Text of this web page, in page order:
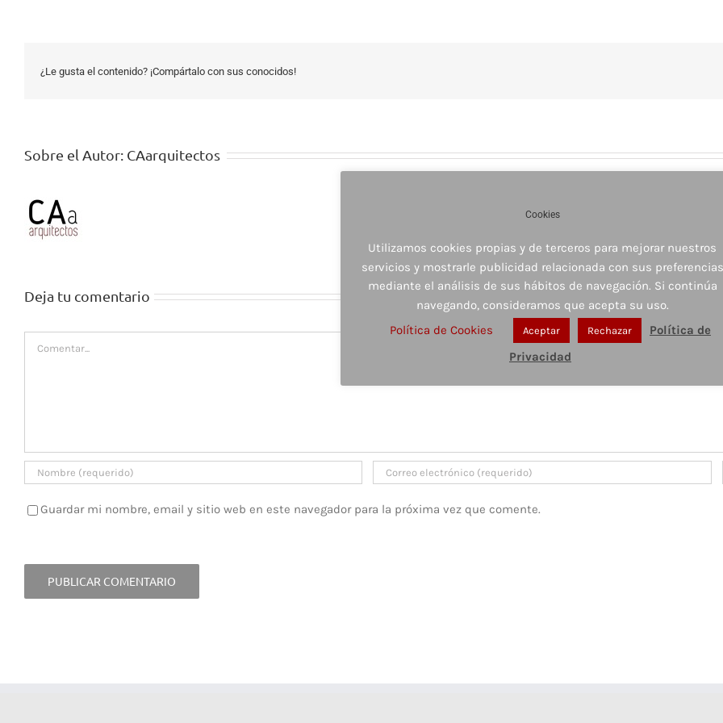
¿Le gusta el contenido? ¡Compártalo con sus conocidos!
Sobre el Autor: CAarquitectos
Deja tu comentario
Guardar mi nombre, email y sitio web en este navegador para la próxima vez que comente.
Cookies
Utilizamos cookies propias y de terceros para mejorar nuestros
servicios y mostrarle publicidad relacionada con sus preferencias
mediante el análisis de sus hábitos de navegación. Si continúa
navegando, consideramos que acepta su uso.
Política de Cookies
Aceptar Rechazar
Política de
Privacidad